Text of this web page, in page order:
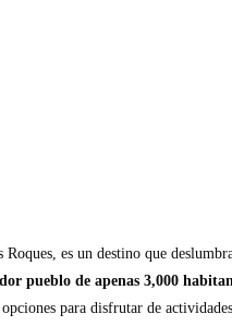
es un destino que
pueblo de apenas 3,000
para disfrutar de